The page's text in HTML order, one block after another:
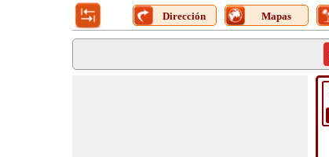
Dirección Mapas